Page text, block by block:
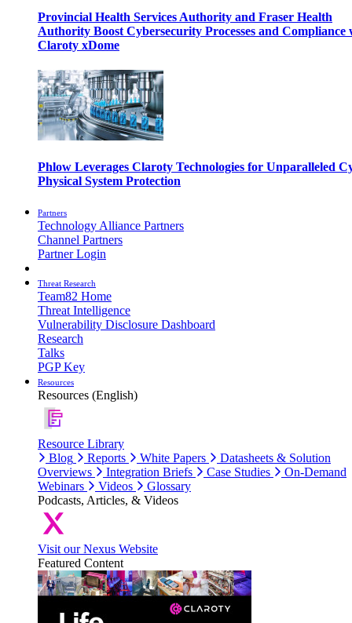
Provincial Health Services Authority and Fraser Health
Authority Boost Cybersecurity Processes and Compliance
Claroty xDome
Phlow Leverages Claroty Technologies for Unparalleled
Physical System Protection
Partners
Technology Alliance Partners
Channel Partners
Partner Login
Threat Research
Team82 Home
Threat Intelligence
Vulnerability Disclosure Dashboard
Research
Talks
PGP Key
Resources
Resources (English)
Resource Library
Blog
Reports White Papers
Datasheets & Solution
Overviews
Integration Briefs Case Studies
On-Demand
Webinars
Videos
Glossary
Podcasts, Articles, & Videos
Visit our Nexus Website
Featured Content